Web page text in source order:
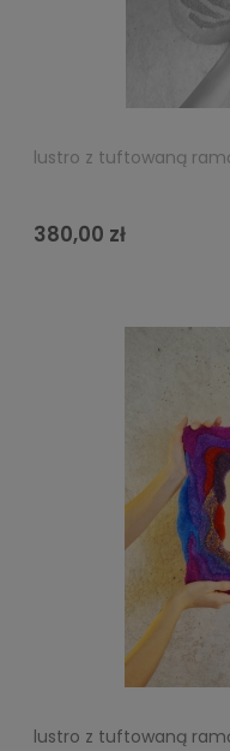
lustro z tuftowaną
380,00 zł
lustro z tuftowaną